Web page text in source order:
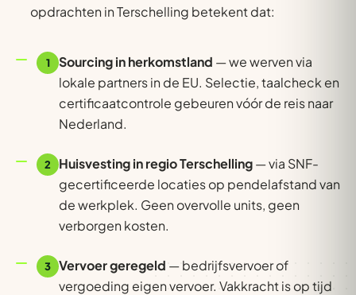
opdrachten in Terschelling betekent dat:
1 Sourcing in herkomstland — we werven via
lokale partners in de EU. Selectie, taalcheck en
certificaatcontrole gebeuren vóór de reis naar
Nederland.
2 Huisvesting in regio Terschelling— via SNF-
gecertificeerde locaties op pendelafstand van
de werkplek. Geen overvolle units, geen
verborgen kosten.
3 Vervoer geregeld — bedrijfsvervoer of
vergoeding eigen vervoer. Vakkracht is op tijd